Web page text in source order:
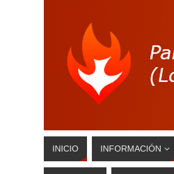
INICIO INFORMACIÓN